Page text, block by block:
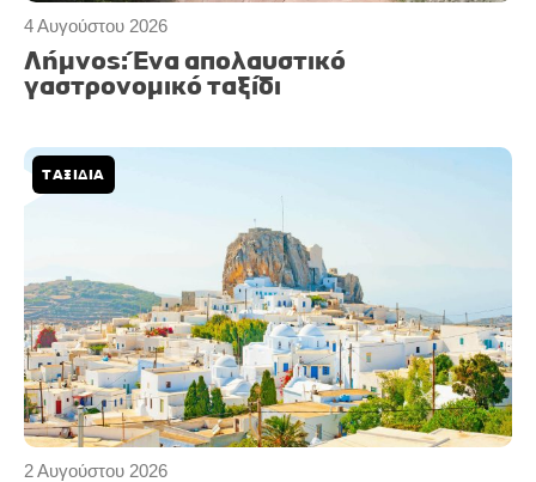
4 Αυγούστου 2026
Λήμνος: Ένα απολαυστικό
γαστρονομικό ταξίδι
2 Αυγούστου 2026
ΤΑΞΙΔΙΑ